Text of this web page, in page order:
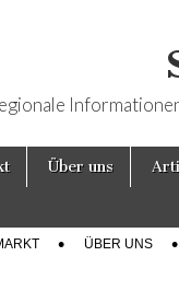
Über uns
ÜBER UNS